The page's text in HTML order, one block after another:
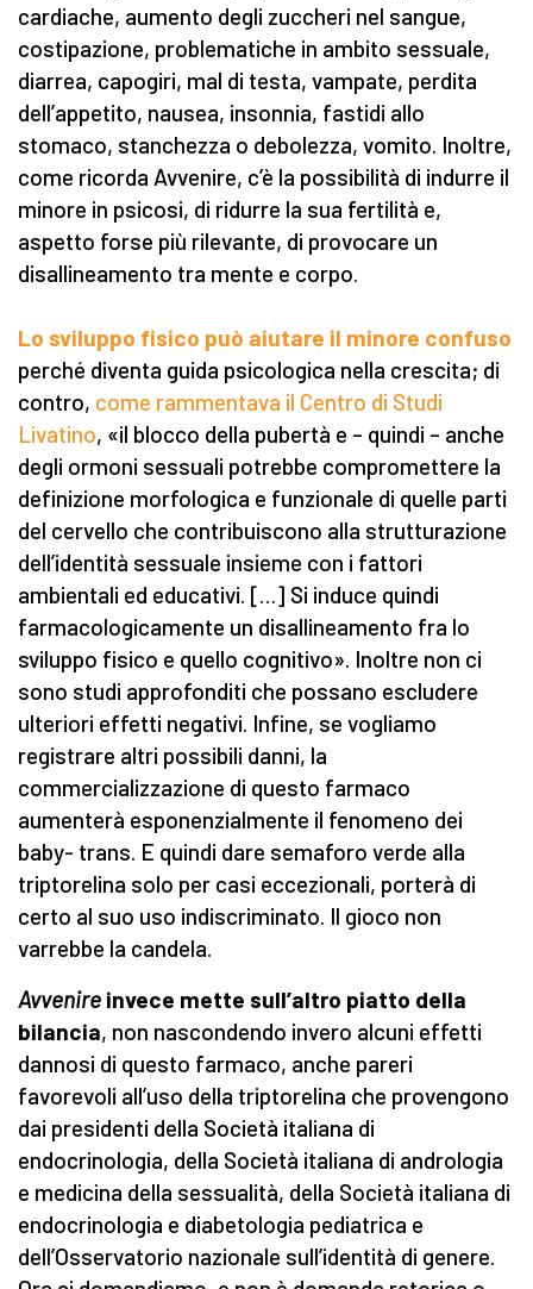
cardiache, aumento degli zuccheri nel sangue,
costipazione, problematiche in ambito sessuale,
diarrea, capogiri, mal di testa, vampate, perdita
dell’appetito, nausea, insonnia, fastidi allo
stomaco, stanchezza o debolezza, vomito. Inoltre,
come ricorda Avvenire, c’è la possibilità di indurre il
minore in psicosi, di ridurre la sua fertilità e,
aspetto forse più rilevante, di provocare un
disallineamento tra mente e corpo.
Lo sviluppo fisico può aiutare il minore confuso
perché diventa guida psicologica nella crescita; di
contro, come rammentava il Centro di Studi
Livatino, «il blocco della pubertà e – quindi – anche
degli ormoni sessuali potrebbe compromettere la
definizione morfologica e funzionale di quelle parti
del cervello che contribuiscono alla strutturazione
dell’identità sessuale insieme con i fattori
ambientali ed educativi. […] Si induce quindi
farmacologicamente un disallineamento fra lo
sviluppo fisico e quello cognitivo». Inoltre non ci
sono studi approfonditi che possano escludere
ulteriori effetti negativi. Infine, se vogliamo
registrare altri possibili danni, la
commercializzazione di questo farmaco
aumenterà esponenzialmente il fenomeno dei
baby- trans. E quindi dare semaforo verde alla
triptorelina solo per casi eccezionali, porterà di
certo al suo uso indiscriminato. Il gioco non
varrebbe la candela.
Avvenire invece mette sull’altro piatto della
bilancia, non nascondendo invero alcuni effetti
dannosi di questo farmaco, anche pareri
favorevoli all’uso della triptorelina che provengono
dai presidenti della Società italiana di
endocrinologia, della Società italiana di andrologia
e medicina della sessualità, della Società italiana di
endocrinologia e diabetologia pediatrica e
dell’Osservatorio nazionale sull’identità di genere.